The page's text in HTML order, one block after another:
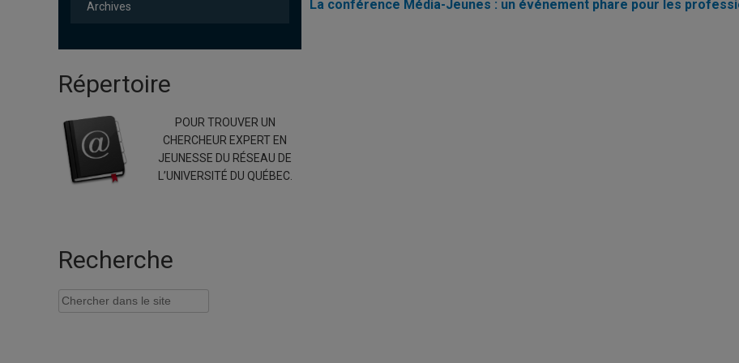
Archives
Répertoire
POUR TROUVER UN
CHERCHEUR EXPERT EN
JEUNESSE DU RÉSEAU DE
L’UNIVERSITÉ DU QUÉBEC.
Recherche
La conférence Média-Jeunes : un événement phare pour les